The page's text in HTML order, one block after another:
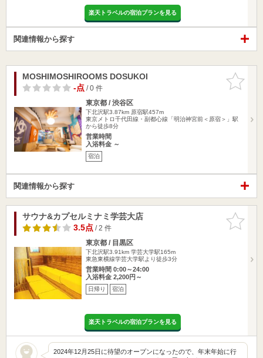
楽天トラベルの宿泊プランを見る
関連情報から探す
お気に入
りに追加
MOSHIMOSHIROOMS DOSUKOI
-点/ 0 件
東京都 / 渋谷区
下北沢駅3.87km 原宿駅457m
東京メトロ千代田線・副都心線「明治神宮前＜原宿＞」駅
から徒歩8分
営業時間
入浴料金 ～
宿泊
関連情報から探す
お気に入
りに追加
サウナ&カプセルミナミ学芸大店
3.5点/ 2 件
東京都 / 目黒区
下北沢駅3.91km 学芸大学駅165m
東急東横線学芸大学駅より徒歩3分
営業時間 0:00～24:00
入浴料金 2,200円～
日帰り 宿泊
楽天トラベルの宿泊プランを見る
2024年12月25日に待望のオープンになったので、年末年始に行